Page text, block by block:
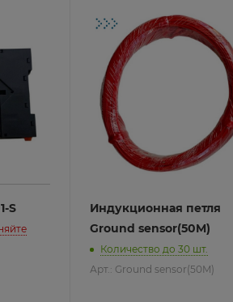
S
Индукционная петля
Ground sensor(50M)
Количество до 30 шт.
Арт.: Ground sensor(50M)